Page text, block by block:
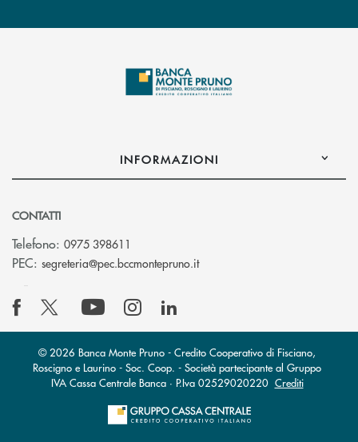
INFORMAZIONI
CONTATTI
Telefono: 0975 398611
PEC: segreteria@pec.bccmontepruno.it(si apre l’app di posta
© 2026 Banca Monte Pruno - Credito Cooperativo di Fisciano,
Roscigno e Laurino - Soc. Coop. - Società partecipante al Gruppo
IVA Cassa Centrale Banca · P.Iva 02529020220 Crediti